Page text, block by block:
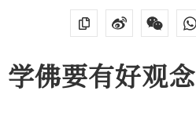
学佛要有好观念